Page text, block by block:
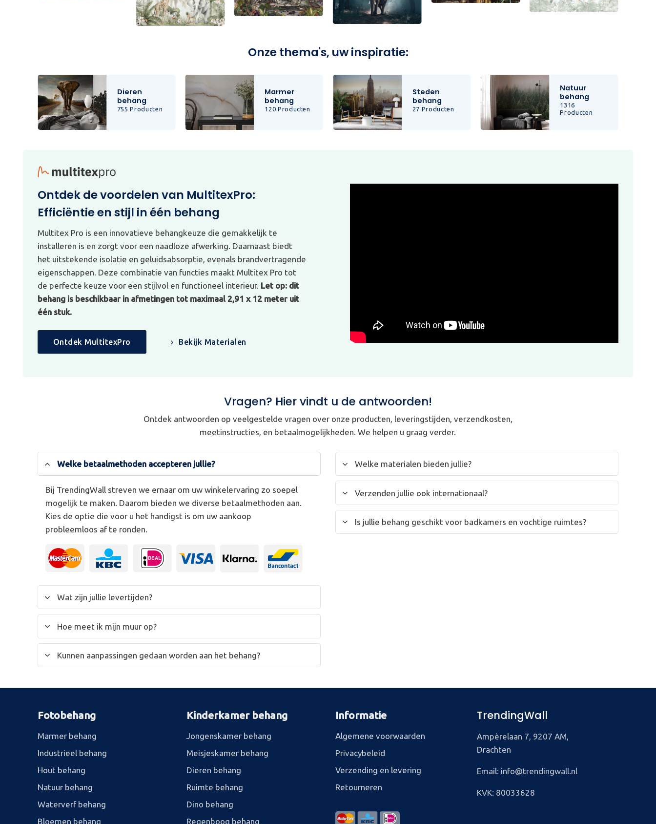
Onze thema's, uw inspiratie:
Dieren
behang
755 Producten
Marmer
behang
120 Producten
Steden
behang
27 Producten
Natuur
behang
1316
Producten
Ontdek de voordelen van MultitexPro:
Efficiëntie en stijl in één behang
Multitex Pro is een innovatieve behangkeuze die gemakkelijk te
installeren is en zorgt voor een naadloze afwerking. Daarnaast biedt
het uitstekende isolatie en geluidsabsorptie, evenals brandvertragende
eigenschappen. Deze combinatie van functies maakt Multitex Pro tot
de perfecte keuze voor een stijlvol en functioneel interieur. Let op: dit
behang is beschikbaar in afmetingen tot maximaal 2,91 x 12 meter uit
één stuk.
Ontdek MultitexPro Bekijk Materialen
Vragen? Hier vindt u de antwoorden!
Ontdek antwoorden op veelgestelde vragen over onze producten, leveringstijden, verzendkosten,
meetinstructies, en betaalmogelijkheden. We helpen u graag verder.
Welke betaalmethoden accepteren jullie?
Bij TrendingWall streven we ernaar om uw winkelervaring zo soepel
mogelijk te maken. Daarom bieden we diverse betaalmethoden aan.
Kies de optie die voor u het handigst is om uw aankoop
probleemloos af te ronden.
Wat zijn jullie levertijden?
Hoe meet ik mijn muur op?
Kunnen aanpassingen gedaan worden aan het behang?
Welke materialen bieden jullie?
Verzenden jullie ook internationaal?
Is jullie behang geschikt voor badkamers en vochtige ruimtes?
Fotobehang
Marmer behang
Industrieel behang
Hout behang
Natuur behang
Waterverf behang
Bloemen behang
Kinderkamer behang
Jongenskamer behang
Meisjeskamer behang
Dieren behang
Ruimte behang
Dino behang
Regenboog behang
Informatie
Algemene voorwaarden
Privacybeleid
Verzending en levering
Retourneren
TrendingWall
Ampèrelaan 7, 9207 AM,
Drachten
Email: info@trendingwall.nl
KVK: 80033628